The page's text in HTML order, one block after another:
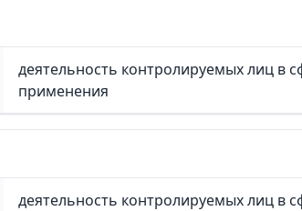
деятельность контролируемых лиц в
применения
деятельность контролируемых лиц в